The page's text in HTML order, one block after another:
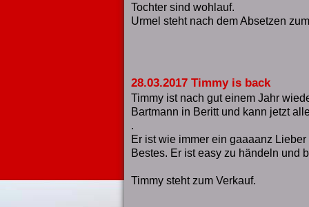
Tochter sind wohlauf.
Urmel steht nach dem Absetzen
28.03.2017 Timmy is back
Timmy ist nach gut einem Jahr
Bartmann in Beritt und kann jetzt
.
Er ist wie immer ein gaaaanz
Bestes. Er ist easy zu händeln und
Timmy steht zum Verkauf.